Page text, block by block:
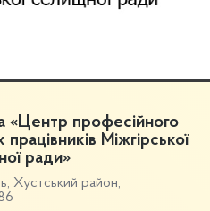
«Центр професійного
Міжгірської
ради»
Хустський район,